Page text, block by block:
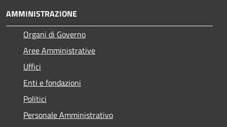
AMMINISTRAZIONE
Organi di Governo
Aree Amministrative
Uffici
Enti e fondazioni
Politici
Personale Amministrativo